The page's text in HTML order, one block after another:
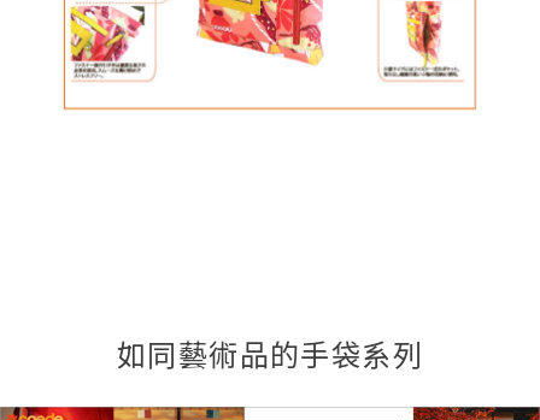
如同藝術品的手袋系列